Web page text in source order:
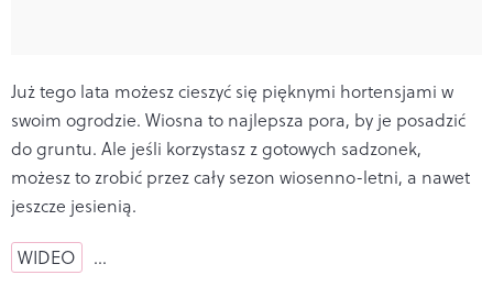
Już tego lata możesz cieszyć się pięknymi hortensjami w
swoim ogrodzie. Wiosna to najlepsza pora, by je posadzić
do gruntu. Ale jeśli korzystasz z gotowych sadzonek,
możesz to zrobić przez cały sezon wiosenno-letni, a nawet
jeszcze jesienią.
WIDEO …